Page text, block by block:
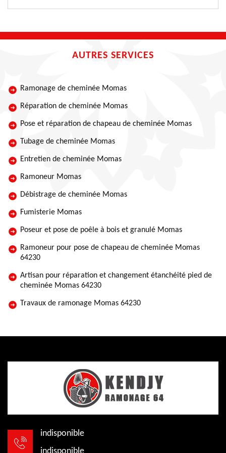
AUTRES SERVICES
Ramonage de cheminée Momas
Réparation de cheminée Momas
Pose et réparation de chapeau de cheminée Momas
Tubage de cheminée Momas
Entretien de cheminée Momas
Ramoneur Momas
Débistrage de cheminée Momas
Fumisterie Momas
Poseur et pose de poêle à bois et granulé Momas
Ramoneur pour pose de chapeau de cheminée Momas
64230
Artisan pour réparation et changement étanchéité pied de
cheminée Momas 64230
Travaux de ramonage Momas 64230
indisponible